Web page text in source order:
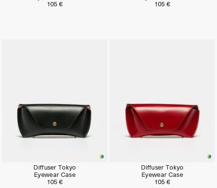
105 €
105 €
Diffuser Tokyo
Eyewear Case
105 €
Diffuser Tokyo
Eyewear Case
105 €